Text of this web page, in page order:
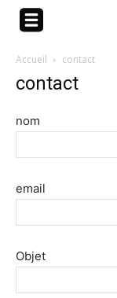
Accueil contact
contact
nom
email
Objet